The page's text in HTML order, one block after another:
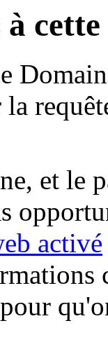
la
et le
activé